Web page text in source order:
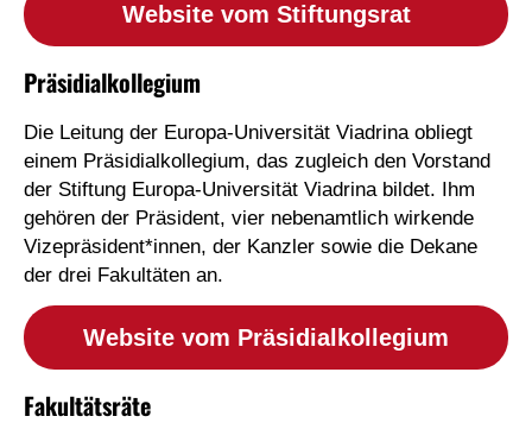
Website vom Stiftungsrat
Präsidialkollegium
Die Leitung der Europa-Universität Viadrina obliegt
einem Präsidialkollegium, das zugleich den Vorstand
der Stiftung Europa-Universität Viadrina bildet. Ihm
gehören der Präsident, vier nebenamtlich wirkende
Vizepräsident*innen, der Kanzler sowie die Dekane
der drei Fakultäten an.
Website vom Präsidialkollegium
Fakultätsräte